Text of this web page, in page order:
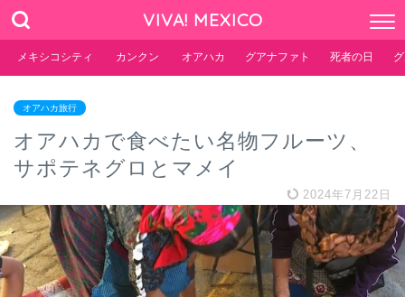
VIVA! MEXICO
メキシコシティ カンクン オアハカ グアナファト 死者の日
オアハカ旅行
オアハカで食べたい名物フルーツ、
サポテネグロとマメイ
2024年7月22日